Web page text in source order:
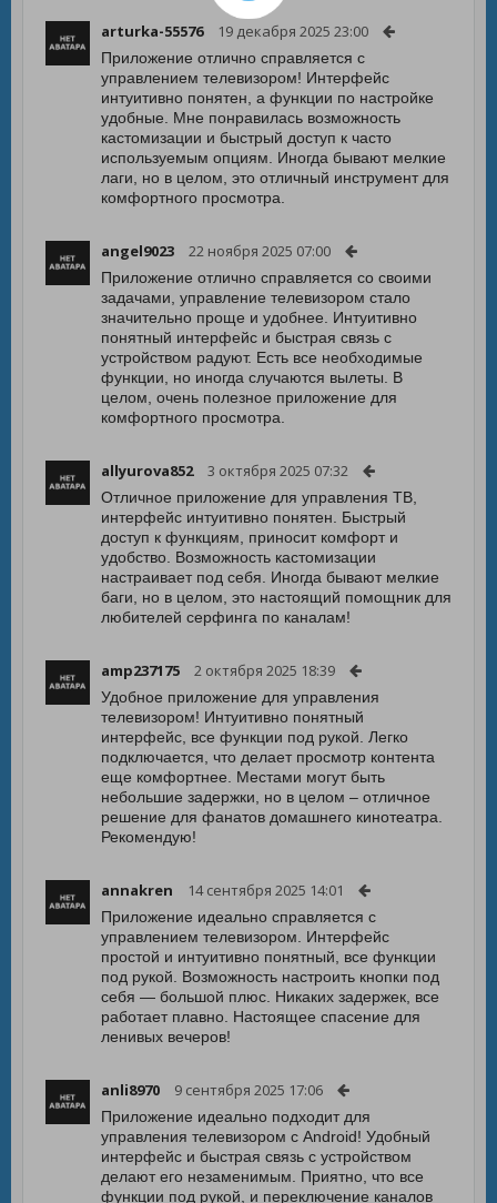
arturka-55576 19 декабря 2025 23:00
Приложение отлично справляется с
управлением телевизором! Интерфейс
интуитивно понятен, а функции по настройке
удобные. Мне понравилась возможность
кастомизации и быстрый доступ к часто
используемым опциям. Иногда бывают мелкие
лаги, но в целом, это отличный инструмент для
комфортного просмотра.
angel9023 22 ноября 2025 07:00
Приложение отлично справляется со своими
задачами, управление телевизором стало
значительно проще и удобнее. Интуитивно
понятный интерфейс и быстрая связь с
устройством радуют. Есть все необходимые
функции, но иногда случаются вылеты. В
целом, очень полезное приложение для
комфортного просмотра.
allyurova852 3 октября 2025 07:32
Отличное приложение для управления ТВ,
интерфейс интуитивно понятен. Быстрый
доступ к функциям, приносит комфорт и
удобство. Возможность кастомизации
настраивает под себя. Иногда бывают мелкие
баги, но в целом, это настоящий помощник для
любителей серфинга по каналам!
amp237175 2 октября 2025 18:39
Удобное приложение для управления
телевизором! Интуитивно понятный
интерфейс, все функции под рукой. Легко
подключается, что делает просмотр контента
еще комфортнее. Местами могут быть
небольшие задержки, но в целом – отличное
решение для фанатов домашнего кинотеатра.
Рекомендую!
annakren 14 сентября 2025 14:01
Приложение идеально справляется с
управлением телевизором. Интерфейс
простой и интуитивно понятный, все функции
под рукой. Возможность настроить кнопки под
себя — большой плюс. Никаких задержек, все
работает плавно. Настоящее спасение для
ленивых вечеров!
anli8970 9 сентября 2025 17:06
Приложение идеально подходит для
управления телевизором с Android! Удобный
интерфейс и быстрая связь с устройством
делают его незаменимым. Приятно, что все
функции под рукой, и переключение каналов